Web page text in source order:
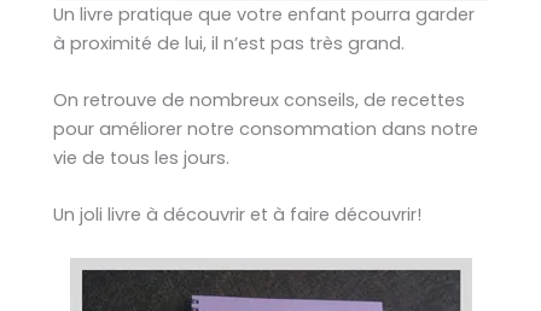
Un livre pratique que votre enfant pourra garder
à proximité de lui, il n’est pas très grand.
On retrouve de nombreux conseils, de recettes
pour améliorer notre consommation dans notre
vie de tous les jours.
Un joli livre à découvrir et à faire découvrir!